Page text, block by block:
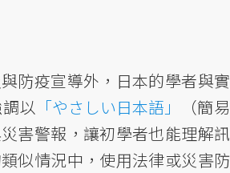
防疫宣導外，日本的學者與實
以 「やさしい日本語」
（簡易
害警報，讓初學者也能理解訊
似情況中，使用法律或災害防